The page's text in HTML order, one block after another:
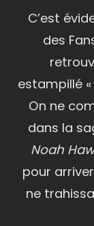
C’est
des
estampillé
On ne
dans la
Noah
pour
ne